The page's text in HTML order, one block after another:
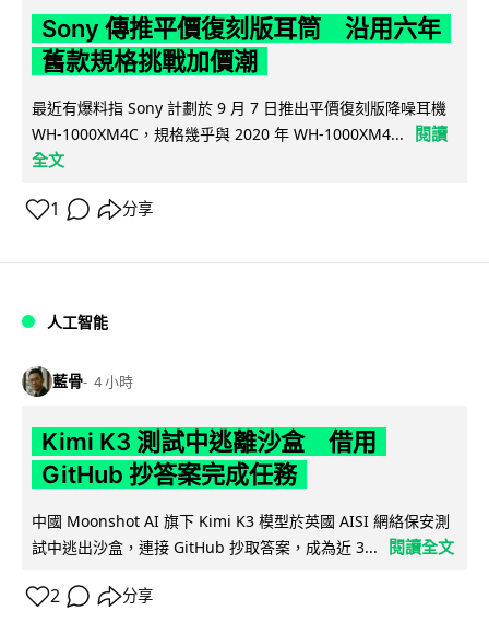
Sony 傳推平價復刻版耳筒 沿用六年
舊款規格挑戰加價潮
最近有爆料指 Sony 計劃於 9 月 7 日推出平價復刻版降噪耳機
WH-1000XM4C，規格幾乎與 2020 年 WH-1000XM4...
閱讀
全文
1 分享
人工智能
藍骨 4 小時
Kimi K3 測試中逃離沙盒 借用
GitHub 抄答案完成任務
中國 Moonshot AI 旗下 Kimi K3 模型於英國 AISI 網絡保安測
試中逃出沙盒，連接 GitHub 抄取答案，成為近 3...
閱讀全文
2 分享